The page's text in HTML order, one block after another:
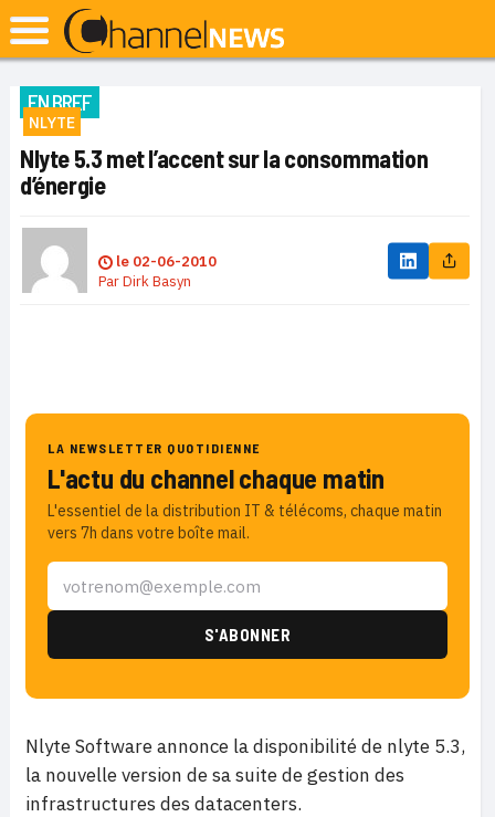
EN BREF
NLYTE
Nlyte 5.3 met l’accent sur la consommation
d’énergie
le 02-06-2010
ParDirk Basyn
LA NEWSLETTER QUOTIDIENNE
L'actu du channel chaque matin
L'essentiel de la distribution IT & télécoms, chaque matin
vers 7h dans votre boîte mail.
Nlyte Software annonce la disponibilité de nlyte 5.3,
la nouvelle version de sa suite de gestion des
infrastructures des datacenters.